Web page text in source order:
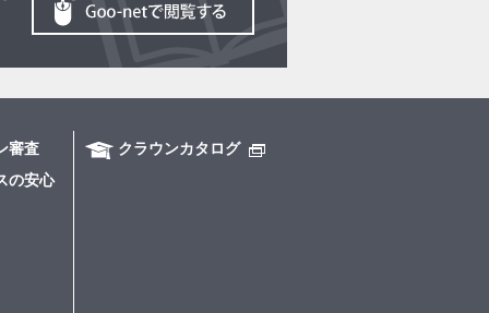
審査
の安心
クラウンカタログ